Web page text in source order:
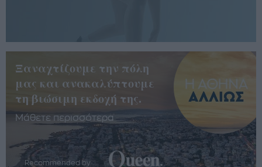
Ξαναχτίζουμε την πόλη
μας και ανακαλύπτουμε
τη βιώσιμη εκδοχή της.
Μάθετε περισσότερα
Recommended by